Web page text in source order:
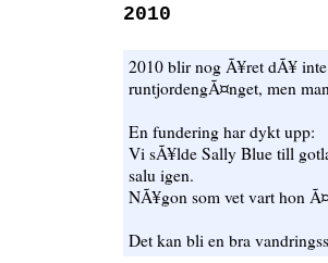
2010
2010 blir nog Ã¥ret dÃ¥
runtjordengÃ¤nget, men
En fundering har dykt upp:
Vi sÃ¥lde Sally Blue till
salu igen.
NÃ¥gon som vet vart hon
Det kan bli en bra